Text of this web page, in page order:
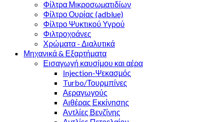
Φίλτρα Μικροσωµατιδίων
Φίλτρο Ουρίας (adblue)
Φίλτρο Ψυκτικού Υγρού
Φιλτροχοάνες
Χρώματα - Διαλυτικά
Μηχανικά & Εξαρτήματα
Εισαγωγή καυσίμου και αέρα
Injection-Ψεκασμός
Turbo/Τουρμπίνες
Αεραγωγούς
Αιθέρας Εκκίνησης
Αντλίες Βενζίνης